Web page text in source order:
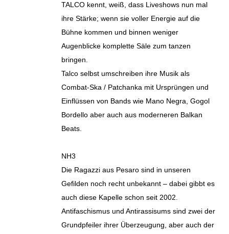
TALCO kennt, weiß, dass Liveshows nun mal
ihre Stärke; wenn sie voller Energie auf die
Bühne kommen und binnen weniger
Augenblicke komplette Säle zum tanzen
bringen.
Talco selbst umschreiben ihre Musik als
Combat-Ska / Patchanka mit Ursprüngen und
Einflüssen von Bands wie Mano Negra, Gogol
Bordello aber auch aus moderneren Balkan
Beats.
NH3
Die Ragazzi aus Pesaro sind in unseren
Gefilden noch recht unbekannt – dabei gibbt es
auch diese Kapelle schon seit 2002.
Antifaschismus und Antirassisums sind zwei der
Grundpfeiler ihrer Überzeugung, aber auch der